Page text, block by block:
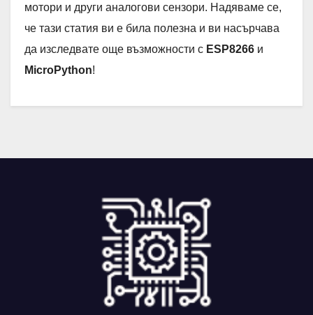
мотори и други аналогови сензори. Надяваме се,
че тази статия ви е била полезна и ви насърчава
да изследвате още възможности с ESP8266 и
MicroPython!